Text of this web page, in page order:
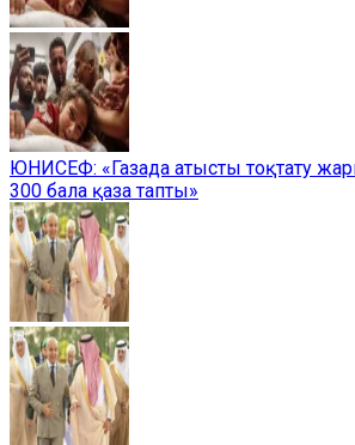
ЮНИСЕФ: «Газада атысты тоқтату
300 бала қаза тапты»